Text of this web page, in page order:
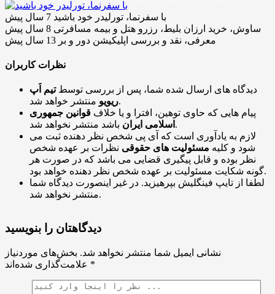
با سفرنما، تورلیدر خود باشید 7 سال پیش
ساوش، خرید ارزان بلیط، رزرو هتل و بیمه مسافرتی 8 سال پیش
معرفی، نقد و بررسی اپلیکیشن دور و بر 13 سال پیش
نظرات کاربران
دیدگاه های ارسال شده شما، پس از بررسی توسطتیم اَپ
ریویومنتشر خواهد شد.
پیام هایی که حاوی توهین، افترا و یا خلاف قوانین جمهوری
اسلامی ایران باشد منتشر نخواهد شد.
لازم به یادآوری است که آی پی شخص نظر دهنده ثبت می
شود و کلیه مسئولیت های حقوقی نظرات بر عهده شخص
نظر بوده و قابل پیگیری قضایی می باشد که در صورت هر
گونه شکایت مسئولیت بر عهده شخص نظر دهنده خواهد بود.
لطفا از تایپ فینگلیش بپرهیزید. در غیر اینصورت دیدگاه شما
منتشر نخواهد شد.
دیدگاهتان را بنویسید
نشانی ایمیل شما منتشر نخواهد شد. بخش‌های موردنیاز
*